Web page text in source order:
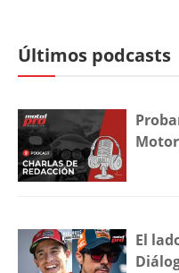
Últimos podcasts
El